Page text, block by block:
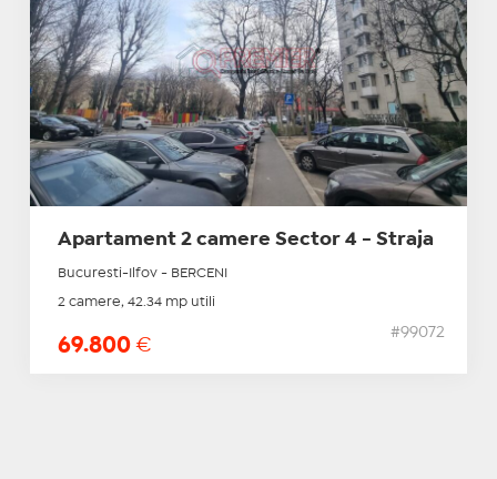
Apartament 2 camere Sector 4 - Straja
Bucuresti-Ilfov - BERCENI
2 camere, 42.34 mp utili
69.800 €
#99072